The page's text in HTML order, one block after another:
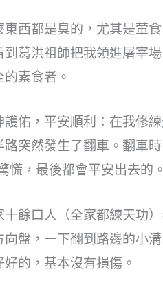
西都是臭的，尤其是葷
葛洪祖師把我領進屠宰
素食者。
佑，平安順利：在我修
突然發生了翻車。翻車
慌，最後都會平安出去的
餘口人（全家都練天功
盤，一下翻到路邊的小
的，基本沒有損傷。